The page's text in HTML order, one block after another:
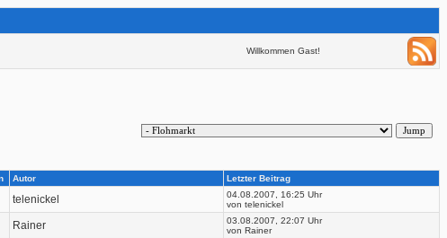
Willkommen Gast!
Autor Letzter Beitrag
telenickel
04.08.2007, 16:25 Uhr
von telenickel
Rainer
03.08.2007, 22:07 Uhr
von Rainer